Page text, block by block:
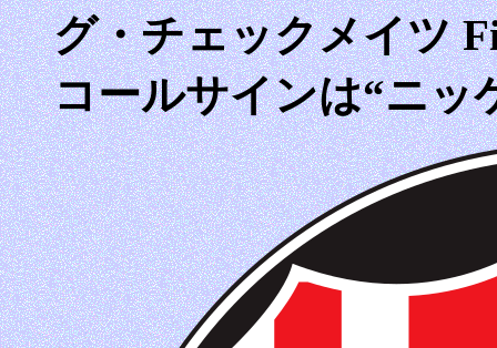
グ・チェックメイツ
コールサインは“ニッ